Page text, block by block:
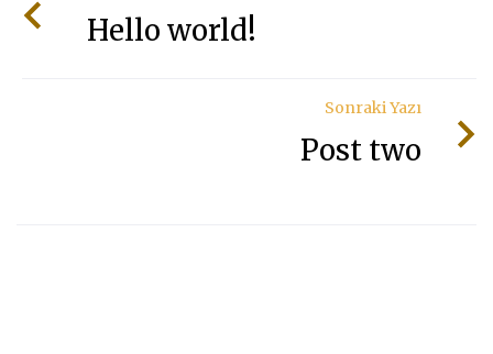
Hello world!
Sonraki Yazı
Post two